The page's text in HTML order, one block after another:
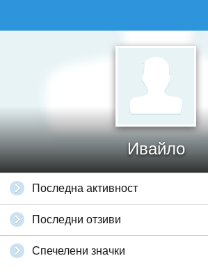
Ивайло
Последна активност
Последни отзиви
Спечелени значки